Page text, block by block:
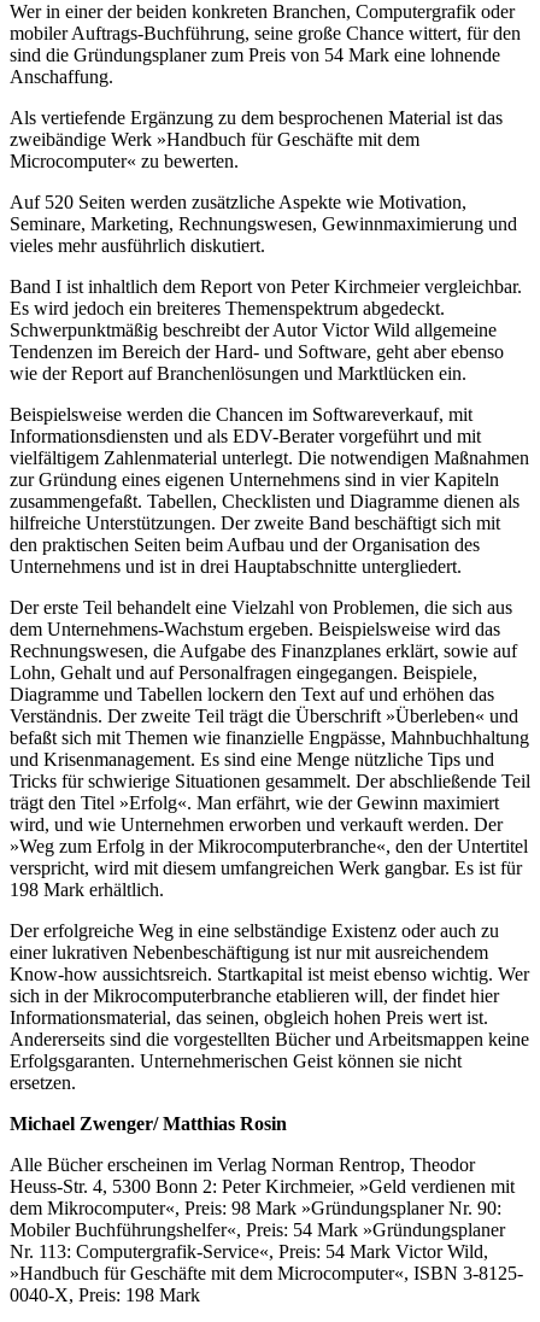
Wer in einer der beiden konkreten Branchen, Computergrafik oder
mobiler Auftrags-Buchführung, seine große Chance wittert, für den
sind die Gründungsplaner zum Preis von 54 Mark eine lohnende
Anschaffung.
Als vertiefende Ergänzung zu dem besprochenen Material ist das
zweibändige Werk »Handbuch für Geschäfte mit dem
Microcomputer« zu bewerten.
Auf 520 Seiten werden zusätzliche Aspekte wie Motivation,
Seminare, Marketing, Rechnungswesen, Gewinnmaximierung und
vieles mehr ausführlich diskutiert.
Band I ist inhaltlich dem Report von Peter Kirchmeier vergleichbar.
Es wird jedoch ein breiteres Themenspektrum abgedeckt.
Schwerpunktmäßig beschreibt der Autor Victor Wild allgemeine
Tendenzen im Bereich der Hard- und Software, geht aber ebenso
wie der Report auf Branchenlösungen und Marktlücken ein.
Beispielsweise werden die Chancen im Softwareverkauf, mit
Informationsdiensten und als EDV-Berater vorgeführt und mit
vielfältigem Zahlenmaterial unterlegt. Die notwendigen Maßnahmen
zur Gründung eines eigenen Unternehmens sind in vier Kapiteln
zusammengefaßt. Tabellen, Checklisten und Diagramme dienen als
hilfreiche Unterstützungen. Der zweite Band beschäftigt sich mit
den praktischen Seiten beim Aufbau und der Organisation des
Unternehmens und ist in drei Hauptabschnitte untergliedert.
Der erste Teil behandelt eine Vielzahl von Problemen, die sich aus
dem Unternehmens-Wachstum ergeben. Beispielsweise wird das
Rechnungswesen, die Aufgabe des Finanzplanes erklärt, sowie auf
Lohn, Gehalt und auf Personalfragen eingegangen. Beispiele,
Diagramme und Tabellen lockern den Text auf und erhöhen das
Verständnis. Der zweite Teil trägt die Überschrift »Überleben« und
befaßt sich mit Themen wie finanzielle Engpässe, Mahnbuchhaltung
und Krisenmanagement. Es sind eine Menge nützliche Tips und
Tricks für schwierige Situationen gesammelt. Der abschließende Teil
trägt den Titel »Erfolg«. Man erfährt, wie der Gewinn maximiert
wird, und wie Unternehmen erworben und verkauft werden. Der
»Weg zum Erfolg in der Mikrocomputerbranche«, den der Untertitel
verspricht, wird mit diesem umfangreichen Werk gangbar. Es ist für
198 Mark erhältlich.
Der erfolgreiche Weg in eine selbständige Existenz oder auch zu
einer lukrativen Nebenbeschäftigung ist nur mit ausreichendem
Know-how aussichtsreich. Startkapital ist meist ebenso wichtig. Wer
sich in der Mikrocomputerbranche etablieren will, der findet hier
Informationsmaterial, das seinen, obgleich hohen Preis wert ist.
Andererseits sind die vorgestellten Bücher und Arbeitsmappen keine
Erfolgsgaranten. Unternehmerischen Geist können sie nicht
ersetzen.
Michael Zwenger/ Matthias Rosin
Alle Bücher erscheinen im Verlag Norman Rentrop, Theodor
Heuss-Str. 4, 5300 Bonn 2: Peter Kirchmeier, »Geld verdienen mit
dem Mikrocomputer«, Preis: 98 Mark »Gründungsplaner Nr. 90:
Mobiler Buchführungshelfer«, Preis: 54 Mark »Gründungsplaner
Nr. 113: Computergrafik-Service«, Preis: 54 Mark Victor Wild,
»Handbuch für Geschäfte mit dem Microcomputer«, ISBN 3-8125-
0040-X, Preis: 198 Mark